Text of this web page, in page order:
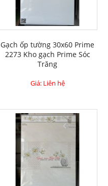
Gạch ốp tường 30x60 Prime
2273 Kho gạch Prime Sóc
Trăng
Giá: Liên hệ